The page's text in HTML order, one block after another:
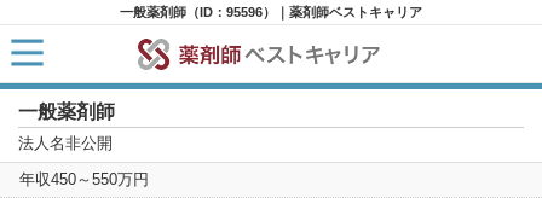
一般薬剤師（ID：95596）｜薬剤師ベストキャリア
一般薬剤師
法人名非公開
年収450～550万円
HOME
求人検索
新着求人
求人ランキング